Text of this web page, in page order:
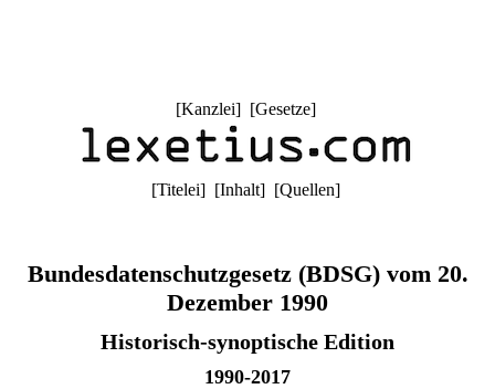
[Kanzlei] [Gesetze]
[Titelei] [Inhalt] [Quellen]
Bundesdatenschutzgesetz (BDSG) vom 20.
Dezember 1990
Historisch-synoptische Edition
1990-2017